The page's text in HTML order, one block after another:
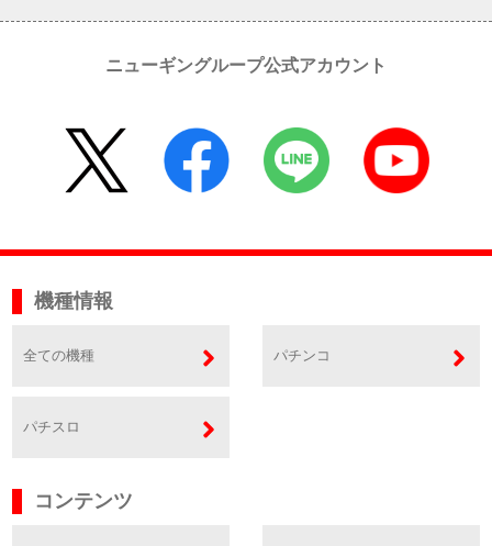
ニューギングループ公式アカウント
機種情報
全ての機種 パチンコ
パチスロ
コンテンツ